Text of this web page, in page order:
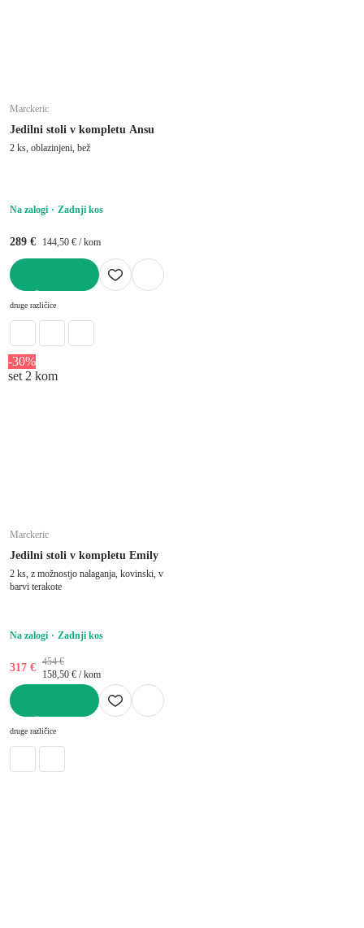
Marckeric
Jedilni stoli v kompletu Ansu
2 ks, oblazinjeni, bež
Na zalogi Zadnji kos
289 € 144,50 € / kom
druge različice
-30%
set 2 kom
Marckeric
Jedilni stoli v kompletu Emily
2 ks, z možnostjo nalaganja, kovinski, v
barvi terakote
Na zalogi Zadnji kos
317 € 454 €
158,50 € / kom
druge različice